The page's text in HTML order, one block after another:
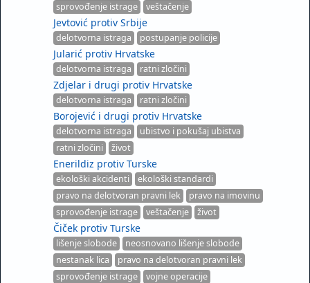
sprovođenje istrage
veštačenje
Jevtović protiv Srbije
delotvorna istraga postupanje policije
Jularić protiv Hrvatske
delotvorna istraga ratni zločini
Zdjelar i drugi protiv Hrvatske
delotvorna istraga ratni zločini
Borojević i drugi protiv Hrvatske
delotvorna istraga
ubistvo i pokušaj ubistva
ratni zločini
život
Enerildiz protiv Turske
ekološki akcidenti
ekološki standardi
pravo na delotvoran pravni lek
pravo na imovinu
sprovođenje istrage
veštačenje život
Čiček protiv Turske
lišenje slobode
neosnovano lišenje slobode
nestanak lica
pravo na delotvoran pravni lek
sprovođenje istrage
vojne operacije